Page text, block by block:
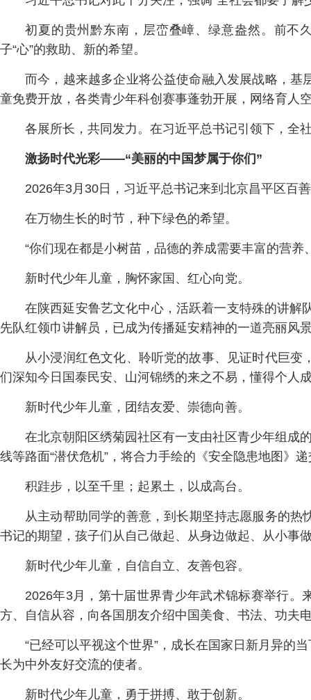
初夏的贵州黔东南，层峦叠嶂、绿意盎然。前不
子“心”的救助、新的希望。
而今，越来越多企业将公益使命融入发展战略，
童免费开放，各类青少年科创赛事蓬勃开展，网络育
各展所长，共同发力。在习近平总书记引领下，全
激扬时代光彩——“美丽的中国梦属于你们”
2026年3月30日，习近平总书记来到北京昌平区百
在万物生长的时节，种下绿色的希望。
“你们现在都是小树苗，品德的养成需要丰富的营
新时代少年儿童，胸怀家国、红心向党。
在陕西延安鲁艺文化中心，活跃着一支特殊的讲
先队红领巾讲解员，已成为传播延安精神的一道亮丽风
从小浸润红色文化、聆听党的故事、见证时代巨
们深知今日国泰民安、山河锦绣的来之不易，懂得个人
新时代少年儿童，团结友爱、崇德向善。
在北京朝阳区绣菊园社区有一支由社区青少年组成
线等路面“潜伏危机”，将合力手绘的《安全隐患地图》
积跬步，以至千里；起累土，以成高台。
从主动帮助同学的善意，到长期坚持志愿服务的
书记的期望，孩子们从自己做起、从身边做起、从小事
新时代少年儿童，自信自立、友善包容。
2026年3月，第十届世界青少年武术锦标赛举行
方、自信从容，向各国朋友介绍中国美食、书法、功夫
“已经可以平视这个世界”，成长在国家日新月异的
长为中外友好交流的使者。
新时代少年儿童，勇于拼搏、敢于创新。